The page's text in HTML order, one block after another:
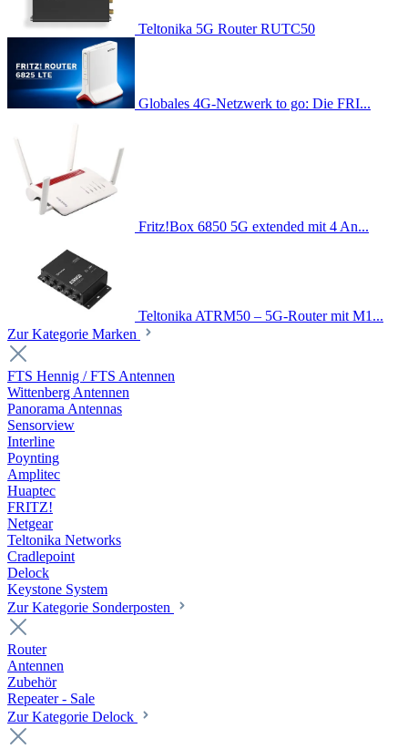
Teltonika 5G Router RUTC50
Globales 4G-Netzwerk to go: Die FRI...
Fritz!Box 6850 5G extended mit 4 An...
Teltonika ATRM50 – 5G-Router mit M1...
Zur Kategorie Marken
FTS Hennig / FTS Antennen
Wittenberg Antennen
Panorama Antennas
Sensorview
Interline
Poynting
Amplitec
Huaptec
FRITZ!
Netgear
Teltonika Networks
Cradlepoint
Delock
Keystone System
Zur Kategorie Sonderposten
Router
Antennen
Zubehör
Repeater - Sale
Zur Kategorie Delock